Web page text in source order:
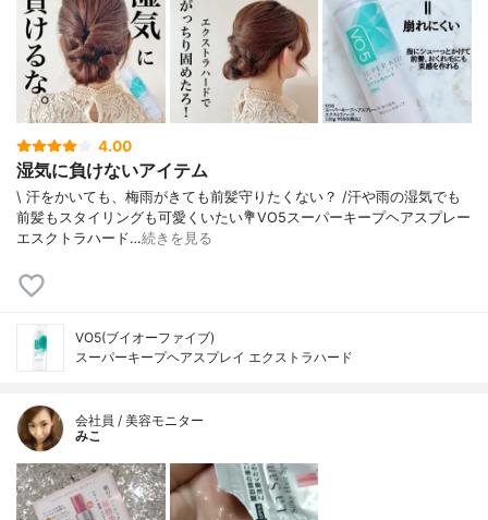
4.00
湿気に負けないアイテム
\ 汗をかいても、梅雨がきても前髪守りたくない？ /⁡⁡汗や雨の湿気でも
前髪もスタイリングも可愛くいたい⁡⁡💐VO5スーパーキープヘアスプレー
エスクトラハード⁡…続きを見る
VO5(ブイオーファイブ)
スーパーキープヘアスプレイ エクストラハード
会社員 / 美容モニター
みこ